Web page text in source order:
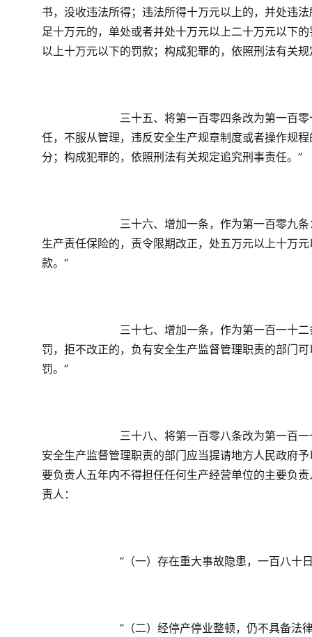
书，没收违法所得；违法所得十万元以上的，并处违
足十万元的，单处或者并处十万元以上二十万元以下
以上十万元以下的罚款；构成犯罪的，依照刑法有关
三十五、将第一百零四条改为第一百零
任，不服从管理，违反安全生产规章制度或者操作规
分；构成犯罪的，依照刑法有关规定追究刑事责任。”
三十六、增加一条，作为第一百零九条
生产责任保险的，责令限期改正，处五万元以上十万
款。”
三十七、增加一条，作为第一百一十二
罚，拒不改正的，负有安全生产监督管理职责的部门
罚。”
三十八、将第一百零八条改为第一百一
安全生产监督管理职责的部门应当提请地方人民政府
要负责人五年内不得担任任何生产经营单位的主要负
责人：
“（一）存在重大事故隐患，一百八十
“（二）经停产停业整顿，仍不具备法